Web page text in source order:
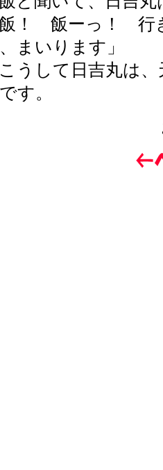
飯！ 飯ーっ！ 行
まいります」
うして日吉丸は、
す。